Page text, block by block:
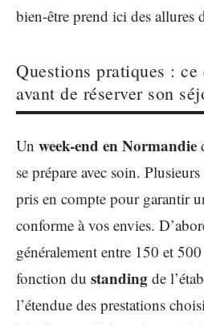
bien-être prend ici des allures
Questions pratiques :
avant de réserver son
Un week-end en Normandie
se prépare avec soin.
pris en compte pour garantir
conforme à vos envies.
généralement entre 150 et
fonction du standing de
l’étendue des prestations